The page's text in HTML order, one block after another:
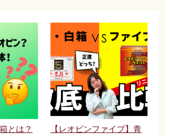
とは？
【レオピンファイブ】青